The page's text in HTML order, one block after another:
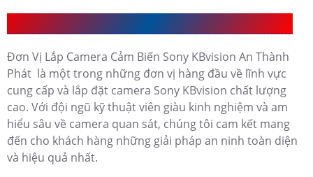
Đơn Vị Lắp Camera Cảm Biến Sony KBvision An Thành
Phát là một trong những đơn vị hàng đầu về lĩnh vực
cung cấp và lắp đặt camera Sony KBvision chất lượng
cao. Với đội ngũ kỹ thuật viên giàu kinh nghiệm và am
hiểu sâu về camera quan sát, chúng tôi cam kết mang
đến cho khách hàng những giải pháp an ninh toàn diện
và hiệu quả nhất.